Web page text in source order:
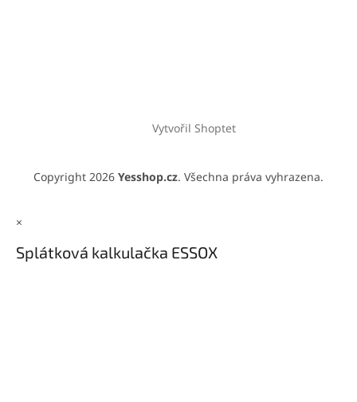
Vytvořil Shoptet
Copyright 2026 Yesshop.cz. Všechna práva vyhrazena.
×
Splátková kalkulačka ESSOX